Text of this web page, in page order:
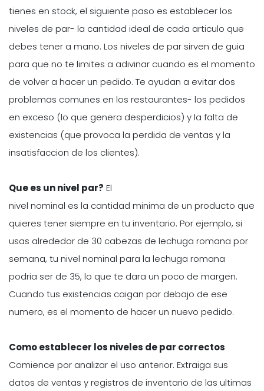
tienes en stock, el siguiente paso es establecer los
niveles de par- la cantidad ideal de cada articulo que
debes tener a mano. Los niveles de par sirven de guia
para que no te limites a adivinar cuando es el momento
de volver a hacer un pedido. Te ayudan a evitar dos
problemas comunes en los restaurantes- los pedidos
en exceso (lo que genera desperdicios) y la falta de
existencias (que provoca la perdida de ventas y la
insatisfaccion de los clientes).
Que es un nivel par? El
nivel nominal es la cantidad minima de un producto que
quieres tener siempre en tu inventario. Por ejemplo, si
usas alrededor de 30 cabezas de lechuga romana por
semana, tu nivel nominal para la lechuga romana
podria ser de 35, lo que te dara un poco de margen.
Cuando tus existencias caigan por debajo de ese
numero, es el momento de hacer un nuevo pedido.
Como establecer los niveles de par correctos
Comience por analizar el uso anterior. Extraiga sus
datos de ventas y registros de inventario de las ultimas